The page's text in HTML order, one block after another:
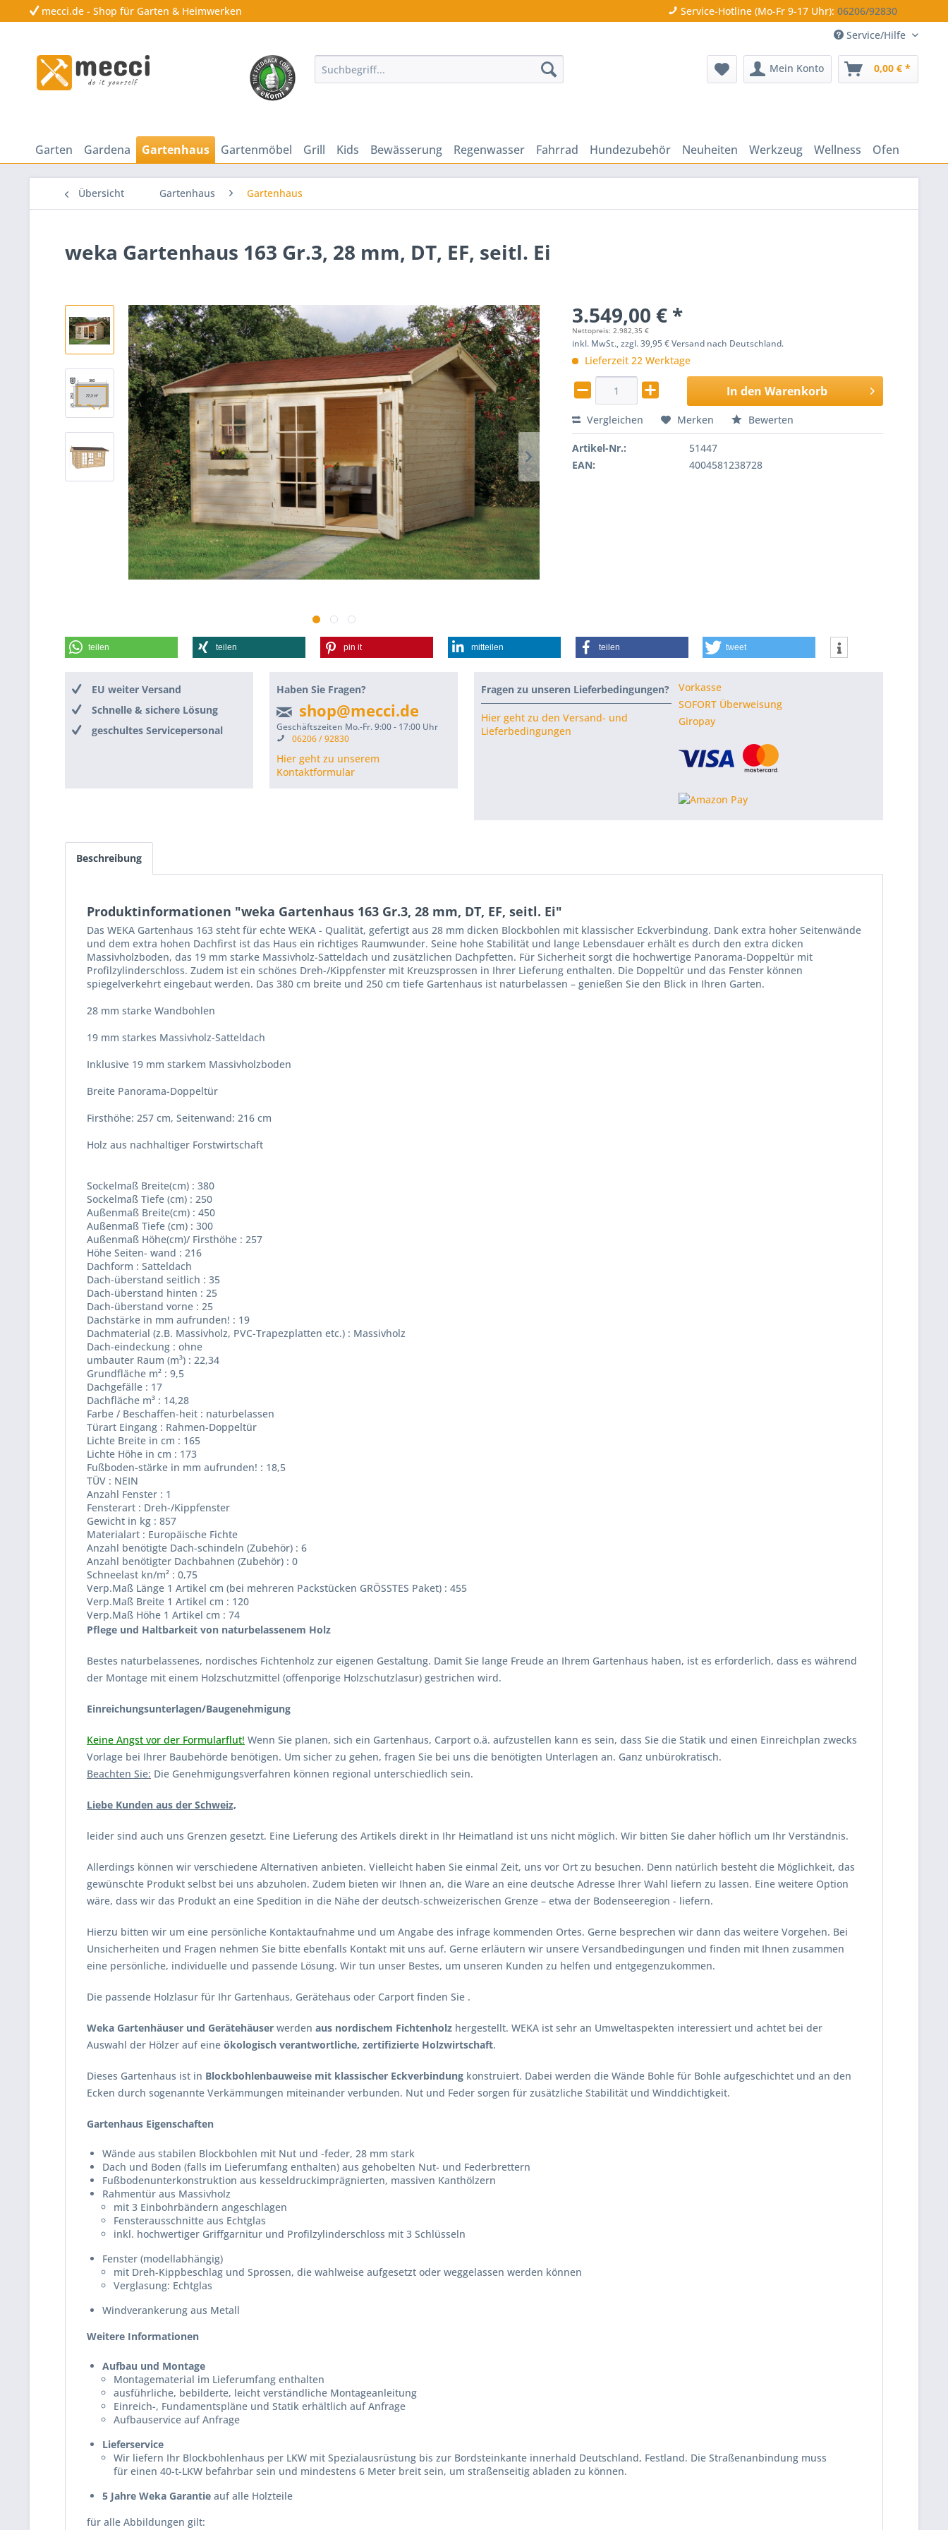
mecci.de - Shop für Garten & Heimwerken Service-Hotline (Mo-Fr 9-17 Uhr): 06206/92830
Service/Hilfe
Mein Konto 0,00 € *
Garten Gardena Gartenhaus Gartenmöbel Grill Kids Bewässerung Regenwasser Fahrrad Hundezubehör Neuheiten Werkzeug Wellness Ofen
Übersicht Gartenhaus Gartenhaus
weka Gartenhaus 163 Gr.3, 28 mm, DT, EF, seitl. Ei
3.549,00 € *
Nettopreis: 2.982,35 €
inkl. MwSt., zzgl. 39,95 € Versand nach Deutschland.
Lieferzeit 22 Werktage
In den Warenkorb
Vergleichen Merken Bewerten
Artikel-Nr.:
51447
EAN:
4004581238728
teilen teilen pin it mitteilen teilen tweet
EU weiter Versand
Schnelle & sichere Lösung
geschultes Servicepersonal
Haben Sie Fragen?
shop@mecci.de
Geschäftszeiten Mo.-Fr. 9:00 - 17:00 Uhr
06206 / 92830
Hier geht zu unserem
Kontaktformular
Fragen zu unseren Lieferbedingungen?
Hier geht zu den Versand- und
Lieferbedingungen
Vorkasse
SOFORT Überweisung
Giropay
Beschreibung
Produktinformationen "weka Gartenhaus 163 Gr.3, 28 mm, DT, EF, seitl. Ei"
Das WEKA Gartenhaus 163 steht für echte WEKA - Qualität, gefertigt aus 28 mm dicken Blockbohlen mit klassischer Eckverbindung. Dank extra hoher Seitenwände
und dem extra hohen Dachfirst ist das Haus ein richtiges Raumwunder. Seine hohe Stabilität und lange Lebensdauer erhält es durch den extra dicken
Massivholzboden, das 19 mm starke Massivholz-Satteldach und zusätzlichen Dachpfetten. Für Sicherheit sorgt die hochwertige Panorama-Doppeltür mit
Profilzylinderschloss. Zudem ist ein schönes Dreh-/Kippfenster mit Kreuzsprossen in Ihrer Lieferung enthalten. Die Doppeltür und das Fenster können
spiegelverkehrt eingebaut werden. Das 380 cm breite und 250 cm tiefe Gartenhaus ist naturbelassen – genießen Sie den Blick in Ihren Garten.
28 mm starke Wandbohlen
19 mm starkes Massivholz-Satteldach
Inklusive 19 mm starkem Massivholzboden
Breite Panorama-Doppeltür
Firsthöhe: 257 cm, Seitenwand: 216 cm
Holz aus nachhaltiger Forstwirtschaft
Sockelmaß Breite(cm) : 380
Sockelmaß Tiefe (cm) : 250
Außenmaß Breite(cm) : 450
Außenmaß Tiefe (cm) : 300
Außenmaß Höhe(cm)/ Firsthöhe : 257
Höhe Seiten- wand : 216
Dachform : Satteldach
Dach-überstand seitlich : 35
Dach-überstand hinten : 25
Dach-überstand vorne : 25
Dachstärke in mm aufrunden! : 19
Dachmaterial (z.B. Massivholz, PVC-Trapezplatten etc.) : Massivholz
Dach-eindeckung : ohne
umbauter Raum (m³) : 22,34
Grundfläche m² : 9,5
Dachgefälle : 17
Dachfläche m³ : 14,28
Farbe / Beschaffen-heit : naturbelassen
Türart Eingang : Rahmen-Doppeltür
Lichte Breite in cm : 165
Lichte Höhe in cm : 173
Fußboden-stärke in mm aufrunden! : 18,5
TÜV : NEIN
Anzahl Fenster : 1
Fensterart : Dreh-/Kippfenster
Gewicht in kg : 857
Materialart : Europäische Fichte
Anzahl benötigte Dach-schindeln (Zubehör) : 6
Anzahl benötigter Dachbahnen (Zubehör) : 0
Schneelast kn/m² : 0,75
Verp.Maß Länge 1 Artikel cm (bei mehreren Packstücken GRÖSSTES Paket) : 455
Verp.Maß Breite 1 Artikel cm : 120
Verp.Maß Höhe 1 Artikel cm : 74
Pflege und Haltbarkeit von naturbelassenem Holz
Bestes naturbelassenes, nordisches Fichtenholz zur eigenen Gestaltung. Damit Sie lange Freude an Ihrem Gartenhaus haben, ist es erforderlich, dass es während
der Montage mit einem Holzschutzmittel (offenporige Holzschutzlasur) gestrichen wird.
Einreichungsunterlagen/Baugenehmigung
Keine Angst vor der Formularflut! Wenn Sie planen, sich ein Gartenhaus, Carport o.ä. aufzustellen kann es sein, dass Sie die Statik und einen Einreichplan zwecks
Vorlage bei Ihrer Baubehörde benötigen. Um sicher zu gehen, fragen Sie bei uns die benötigten Unterlagen an. Ganz unbürokratisch.
Beachten Sie: Die Genehmigungsverfahren können regional unterschiedlich sein.
Liebe Kunden aus der Schweiz,
leider sind auch uns Grenzen gesetzt. Eine Lieferung des Artikels direkt in Ihr Heimatland ist uns nicht möglich. Wir bitten Sie daher höflich um Ihr Verständnis.
Allerdings können wir verschiedene Alternativen anbieten. Vielleicht haben Sie einmal Zeit, uns vor Ort zu besuchen. Denn natürlich besteht die Möglichkeit, das
gewünschte Produkt selbst bei uns abzuholen. Zudem bieten wir Ihnen an, die Ware an eine deutsche Adresse Ihrer Wahl liefern zu lassen. Eine weitere Option
wäre, dass wir das Produkt an eine Spedition in die Nähe der deutsch-schweizerischen Grenze – etwa der Bodenseeregion - liefern.
Hierzu bitten wir um eine persönliche Kontaktaufnahme und um Angabe des infrage kommenden Ortes. Gerne besprechen wir dann das weitere Vorgehen. Bei
Unsicherheiten und Fragen nehmen Sie bitte ebenfalls Kontakt mit uns auf. Gerne erläutern wir unsere Versandbedingungen und finden mit Ihnen zusammen
eine persönliche, individuelle und passende Lösung. Wir tun unser Bestes, um unseren Kunden zu helfen und entgegenzukommen.
Die passende Holzlasur für Ihr Gartenhaus, Gerätehaus oder Carport finden Sie .
Weka Gartenhäuser und Gerätehäuser werden aus nordischem Fichtenholz hergestellt. WEKA ist sehr an Umweltaspekten interessiert und achtet bei der
Auswahl der Hölzer auf eine ökologisch verantwortliche, zertifizierte Holzwirtschaft.
Dieses Gartenhaus ist in Blockbohlenbauweise mit klassischer Eckverbindung konstruiert. Dabei werden die Wände Bohle für Bohle aufgeschichtet und an den
Ecken durch sogenannte Verkämmungen miteinander verbunden. Nut und Feder sorgen für zusätzliche Stabilität und Winddichtigkeit.
Gartenhaus Eigenschaften
Wände aus stabilen Blockbohlen mit Nut und -feder, 28 mm stark
Dach und Boden (falls im Lieferumfang enthalten) aus gehobelten Nut- und Federbrettern
Fußbodenunterkonstruktion aus kesseldruckimprägnierten, massiven Kanthölzern
Rahmentür aus Massivholz
mit 3 Einbohrbändern angeschlagen
Fensterausschnitte aus Echtglas
inkl. hochwertiger Griffgarnitur und Profilzylinderschloss mit 3 Schlüsseln
Fenster (modellabhängig)
mit Dreh-Kippbeschlag und Sprossen, die wahlweise aufgesetzt oder weggelassen werden können
Verglasung: Echtglas
Windverankerung aus Metall
Weitere Informationen
Aufbau und Montage
Montagematerial im Lieferumfang enthalten
ausführliche, bebilderte, leicht verständliche Montageanleitung
Einreich-, Fundamentspläne und Statik erhältlich auf Anfrage
Aufbauservice auf Anfrage
Lieferservice
Wir liefern Ihr Blockbohlenhaus per LKW mit Spezialausrüstung bis zur Bordsteinkante innerhald Deutschland, Festland. Die Straßenanbindung muss
für einen 40-t-LKW befahrbar sein und mindestens 6 Meter breit sein, um straßenseitig abladen zu können.
5 Jahre Weka Garantie auf alle Holzteile
für alle Abbildungen gilt: